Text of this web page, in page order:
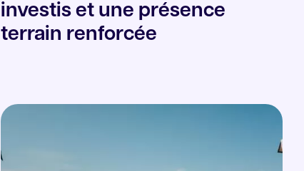
investis et une présence
terrain renforcée